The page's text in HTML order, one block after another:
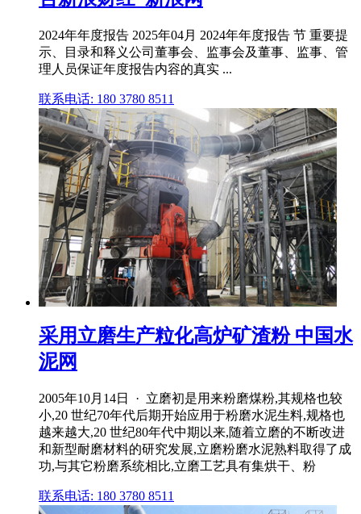
2024年年度报告 2025年04月 2024年年度报告 节 重要提
示、目录和释义公司董事会、监事会及董事、监事、管
理人员保证年度报告内容的真实 ...
联系电话: 180 3780 8511
采用立磨生产粒化高炉矿渣粉 中国水
泥网
2005年10月14日 · 立磨初是用来粉磨煤粉,其规格也较
小,20 世纪70年代后期开始应用于粉磨水泥生料,规格也
越来越大,20 世纪80年代中期以来,随着立磨的不断改进
和新型耐磨材料的研究发展,立磨粉磨水泥熟料取得了成
功,与其它粉磨系统相比,立磨工艺具有集烘干、粉
联系电话: 180 3780 8511